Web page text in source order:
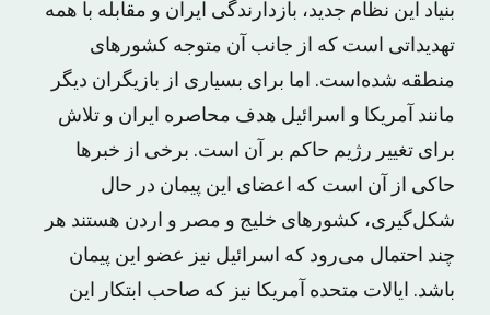
بنیاد این نظام جدید، بازدارندگی ایران و مقابله با همه
تهدیداتی است که از جانب آن متوجه کشورهای
منطقه شده‌است. اما برای بسیاری از بازیگران دیگر
مانند آمریکا و اسرائیل هدف محاصره ایران و تلاش
برای تغییر رژیم حاکم بر آن است. برخی از خبرها
حاکی از آن است که اعضای این پیمان در حال
شکل‌گیری، کشورهای خلیج و مصر و اردن هستند هر
چند احتمال می‌رود که اسرائیل نیز عضو این پیمان
باشد. ایالات متحده آمریکا نیز که صاحب ابتکار این